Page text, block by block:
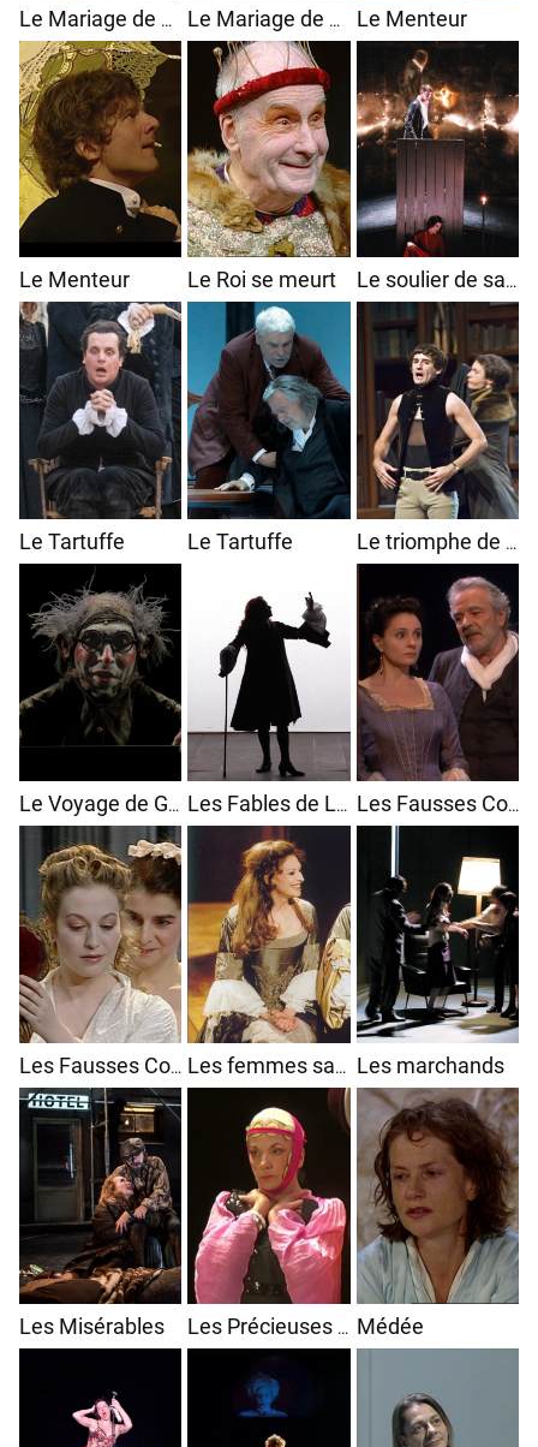
Le Mariage de Figaro Le Mariage de Figaro Le Menteur
Le Menteur Le Roi se meurt Le soulier de satin
Le Tartuffe Le Tartuffe Le triomphe de l'amour
Le Voyage de Gulliver Les Fables de La Fontaine Les Fausses Confidences
Les Fausses Confidences Les femmes savantes Les marchands
Les Misérables Les Précieuses Ridicules Médée